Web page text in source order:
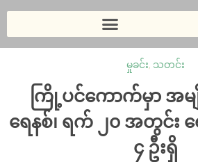
မှုခင်း, သတင်း
ကြို့ပင်ကောက်မှာ အမ
ရေနစ်၊ ရက် ၂၀ အတွင်း
၄ ဦးရှိ